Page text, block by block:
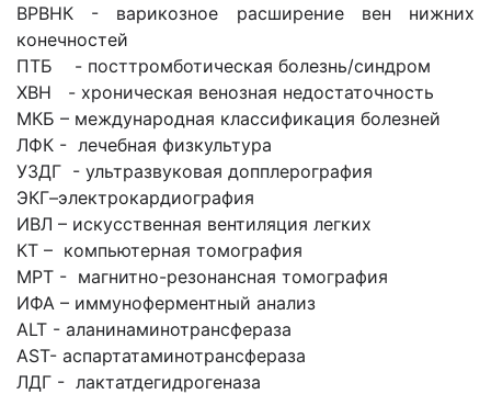
ВРВНК - варикозное расширение вен нижних
конечностей
ПТБ - посттромботическая болезнь/синдром
ХВН - хроническая венозная недостаточность
МКБ – международная классификация болезней
ЛФК - лечебная физкультура
УЗДГ - ультразвуковая допплерография
ЭКГ–электрокардиография
ИВЛ – искусственная вентиляция легких
КТ – компьютерная томография
МРТ - магнитно-резонансная томография
ИФА – иммуноферментный анализ
ALT - аланинаминотрансфераза
AST- аспартатаминотрансфераза
ЛДГ - лактатдегидрогеназа